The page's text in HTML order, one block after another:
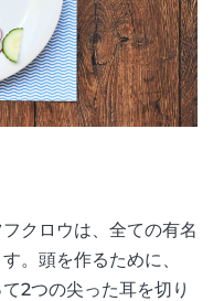
クロウは、全ての有名
。頭を作るために、
2つの尖った耳を切り